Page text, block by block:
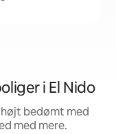
i El Nido
bedømt med
med mere.